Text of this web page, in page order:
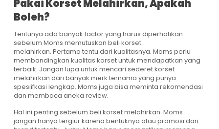
Pakai Korset Melahirkan, Apakah
Boleh?
Tentunya ada banyak factor yang harus diperhatikan
sebelum Moms memutuskan beli korset
melahirkan. Pertama tentu dari kualitasnya. Moms perlu
membandingkan kualitas korset untuk mendapatkan yang
terbaik. Jangan lupa untuk mencari sederet korset
melahirkan dari banyak merk ternama yang punya
spesiifkasi lengkap. Moms juga bisa meminta rekomendasi
dan membaca aneka review.
Hal ini penting sebelum beli korset melahirkan. Moms
jangan hanya tergiur karena bentuknya atau promosi dari